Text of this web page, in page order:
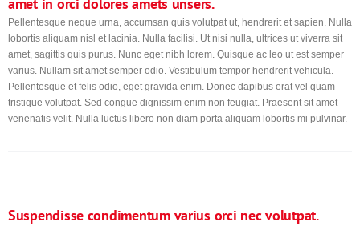
Pellentesque neque urna, accumsan quis volutpat ut, hendrerit et sapien. Nulla
lobortis aliquam nisl et lacinia. Nulla facilisi. Ut nisi nulla, ultrices ut viverra sit
amet, sagittis quis purus. Nunc eget nibh lorem. Quisque ac leo ut est semper
varius. Nullam sit amet semper odio. Vestibulum tempor hendrerit vehicula.
Pellentesque et felis odio, eget gravida enim. Donec dapibus erat vel quam
tristique volutpat. Sed congue dignissim enim non feugiat. Praesent sit amet
venenatis velit. Nulla luctus libero non diam porta aliquam lobortis mi pulvinar.
Suspendisse condimentum varius orci nec volutpat.